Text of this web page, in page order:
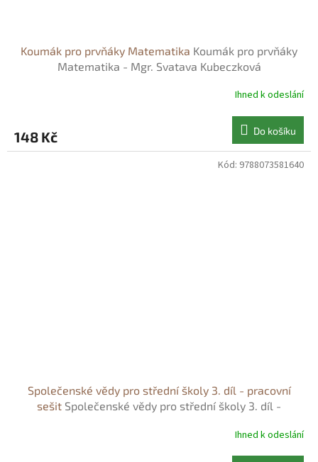
Koumák pro prvňáky Matematika Koumák pro prvňáky
Matematika - Mgr. Svatava Kubeczková
Ihned k odeslání
148 Kč Do košíku
Společenské vědy pro střední školy 3. díl - pracovní
sešit Společenské vědy pro střední školy 3. díl -
Ihned k odeslání
Kód: 9788073581640